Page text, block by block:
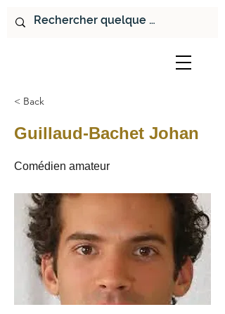
< Back
Guillaud-Bachet Johan
Comédien amateur